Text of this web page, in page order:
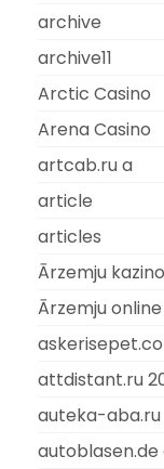
archive
archive11
Arctic Casino
Arena Casino
artcab.ru a
article
articles
Ārzemju kazino
Ārzemju
attdistant.ru
auteka-aba.ru
autoblasen.de